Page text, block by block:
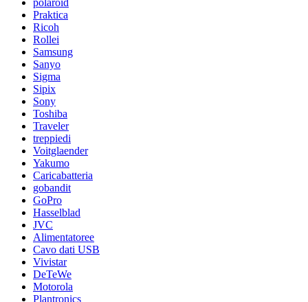
polaroid
Praktica
Ricoh
Rollei
Samsung
Sanyo
Sigma
Sipix
Sony
Toshiba
Traveler
treppiedi
Voitglaender
Yakumo
Caricabatteria
gobandit
GoPro
Hasselblad
JVC
Alimentatoree
Cavo dati USB
Vivistar
DeTeWe
Motorola
Plantronics